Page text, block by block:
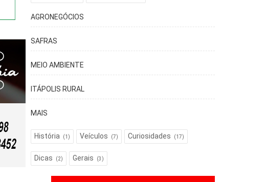
AGRONEGÓCIOS
SAFRAS
MEIO AMBIENTE
ITÁPOLIS RURAL
MAIS
História (1) Veículos (7) Curiosidades (17)
Dicas (2) Gerais (3)